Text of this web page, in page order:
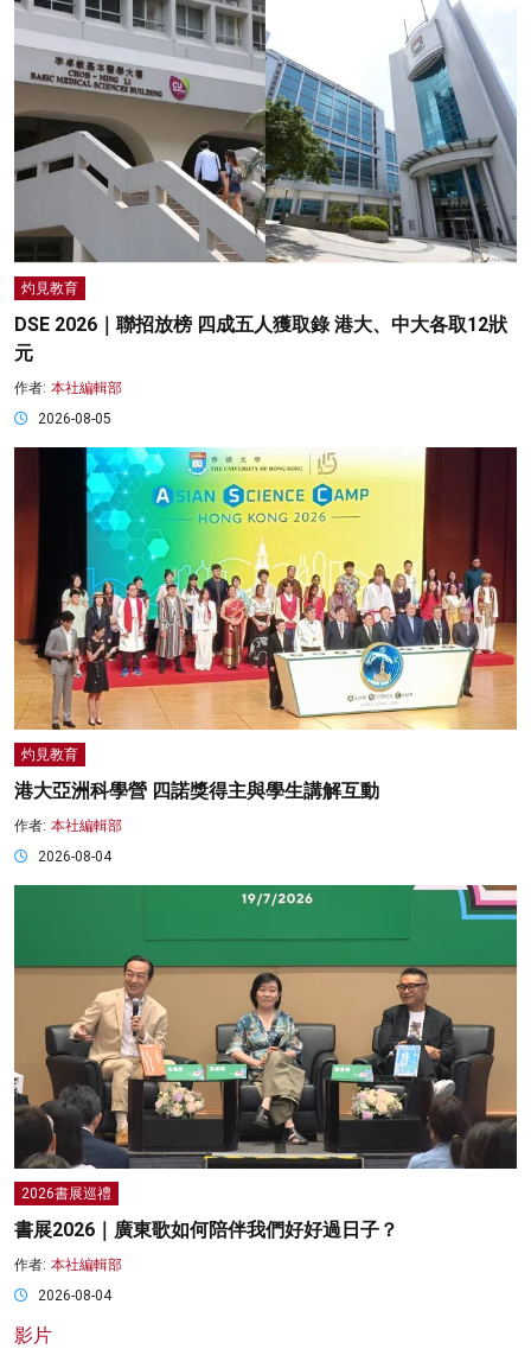
灼見教育
DSE 2026｜聯招放榜 四成五人獲取錄 港大、中大各取12狀
元
作者: 本社編輯部
2026-08-05
灼見教育
港大亞洲科學營 四諾獎得主與學生講解互動
作者: 本社編輯部
2026-08-04
2026書展巡禮
書展2026｜廣東歌如何陪伴我們好好過日子？
作者: 本社編輯部
2026-08-04
影片